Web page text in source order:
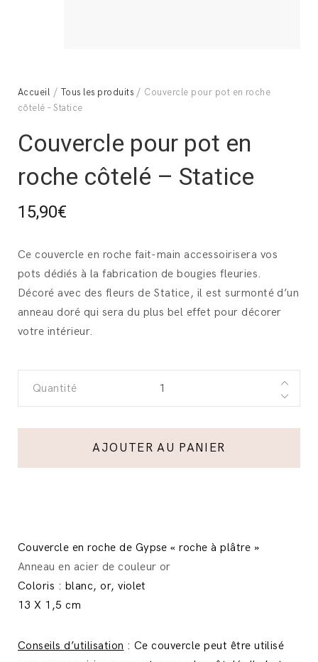
Accueil / Tous les produits / Couvercle pour pot en roche
côtelé – Statice
Couvercle pour pot en
roche côtelé – Statice
15,90€
Ce couvercle en roche fait-main accessoirisera vos
pots dédiés à la fabrication de bougies fleuries.
Décoré avec des fleurs de Statice, il est surmonté d’un
anneau doré qui sera du plus bel effet pour décorer
votre intérieur.
Quantité
AJOUTER AU PANIER
Couvercle en roche de Gypse « roche à plâtre »
Anneau en acier de couleur or
Coloris : blanc, or, violet
13 X 1,5 cm
Conseils d’utilisation : Ce couvercle peut être utilisé